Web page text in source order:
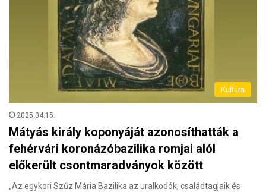
Kultúra
2025.04.15.
Mátyás király koponyáját azonosíthatták a
fehérvári koronázóbazilika romjai alól
előkerült csontmaradványok között
„Az egykori Szűz Mária Bazilika az uralkodók, családtagjaik és